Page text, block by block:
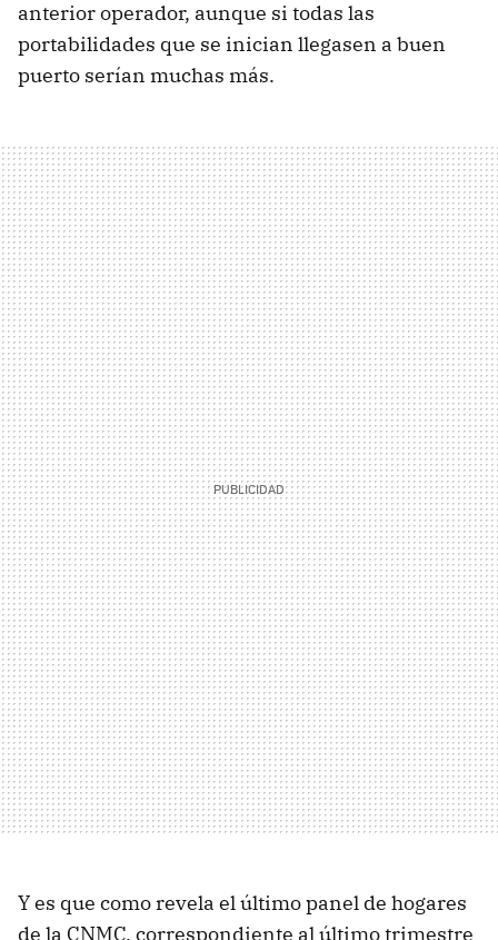
anterior operador, aunque si todas las
portabilidades que se inician llegasen a buen
puerto serían muchas más.
Y es que como revela el último panel de hogares
de la CNMC, correspondiente al último trimestre